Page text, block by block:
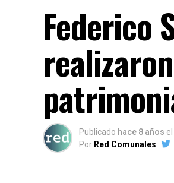
Federico
Publicado hace 8 años el
Por Red Comunales